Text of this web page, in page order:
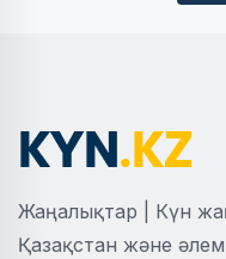
Жаңалықтар | Күн
Қазақстан және